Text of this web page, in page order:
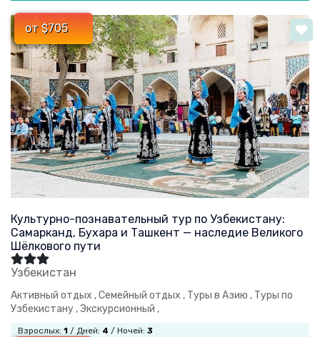
от $705
Культурно-познавательный тур по Узбекистану:
Самарканд, Бухара и Ташкент — наследие Великого
Шёлкового пути
Узбекистан
Активный отдых ,Семейный отдых , Туры в Азию , Туры по
Узбекистану ,Экскурсионный ,
Взрослых: 1 / Дней: 4 / Ночей: 3